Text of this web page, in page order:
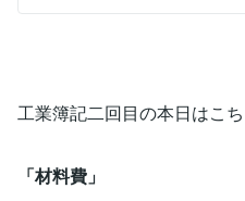
工業簿記二回目の本日はこち
「材料費」